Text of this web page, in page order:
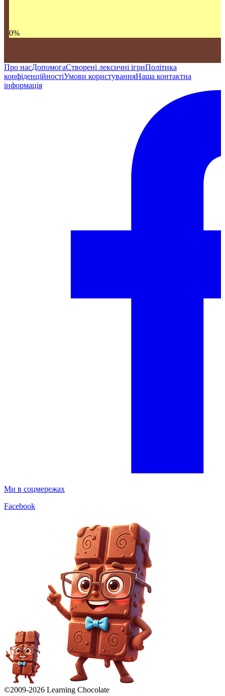
0%
Про насДопомогаСтворені лексичні ігриПолітика
конфіденційностіУмови користуванняНаша контактна
інформація
Ми в соцмережах
Facebook
©2009-2026 Learning Chocolate